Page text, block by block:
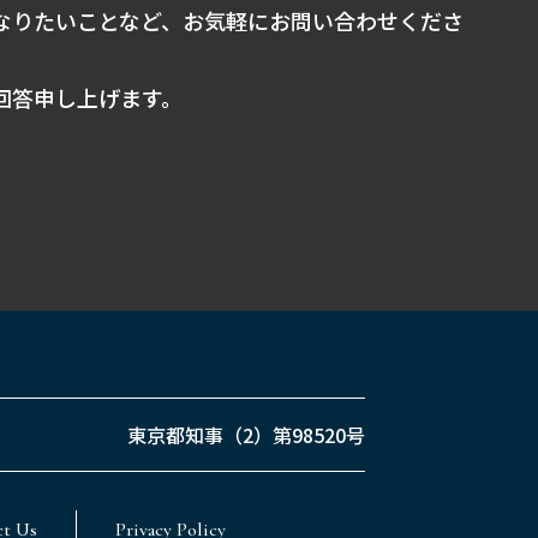
たいことなど、お気軽にお問い合わせくださ
申し上げます。
東京都知事（2）第98520号
Us Privacy Policy